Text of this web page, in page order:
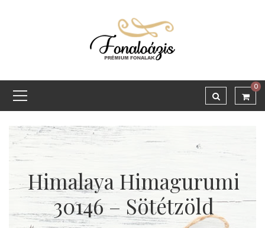
0
Himalaya Himagurumi
30146 – Sötétzöld